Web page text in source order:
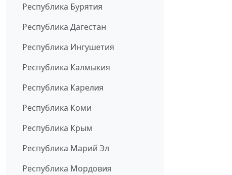
Республика Бурятия
Республика Дагестан
Республика Ингушетия
Республика Калмыкия
Республика Карелия
Республика Коми
Республика Крым
Республика Марий Эл
Республика Мордовия